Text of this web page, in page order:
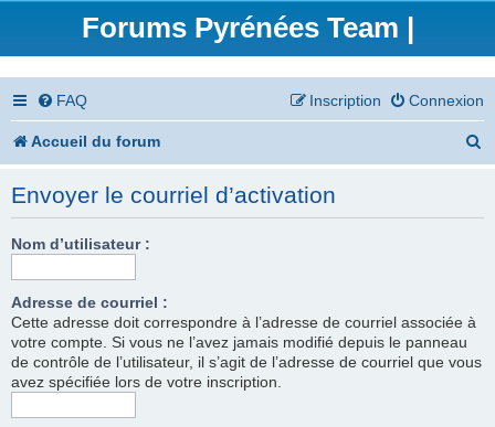
Forums Pyrénées Team |
FAQ Connexion
Inscription
Accueil du forum
Envoyer le courriel d’activation
Nom d’utilisateur :
Adresse de courriel :
Cette adresse doit correspondre à l’adresse de courriel associée à
votre compte. Si vous ne l’avez jamais modifié depuis le panneau
de contrôle de l’utilisateur, il s’agit de l’adresse de courriel que vous
avez spécifiée lors de votre inscription.